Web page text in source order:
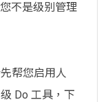
不是级别管理
帮您启用人
Do 工具，下